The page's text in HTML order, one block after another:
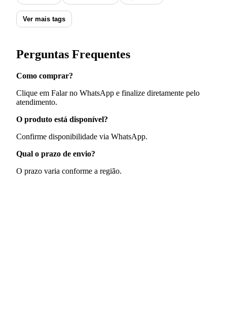
Ver mais tags
Perguntas Frequentes
Como comprar?
Clique em Falar no WhatsApp e finalize diretamente pelo
atendimento.
O produto está disponível?
Confirme disponibilidade via WhatsApp.
Qual o prazo de envio?
O prazo varia conforme a região.